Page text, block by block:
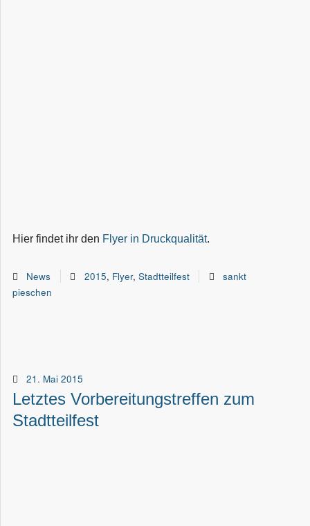
Hier findet ihr den Flyer in Druckqualität.
News 2015, Flyer, Stadtteilfest
sankt
pieschen
21. Mai 2015
Letztes Vorbereitungstreffen zum
Stadtteilfest